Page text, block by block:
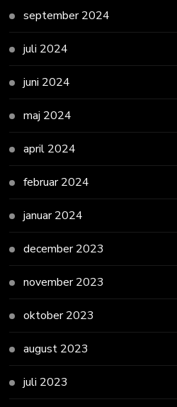
september 2024
juli 2024
juni 2024
maj 2024
april 2024
februar 2024
januar 2024
december 2023
november 2023
oktober 2023
august 2023
juli 2023